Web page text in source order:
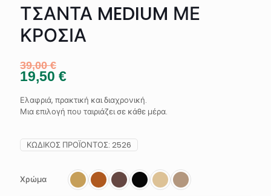
ΤΣΑΝΤΑ MEDIUM ΜΕ
ΚΡΟΣΙΑ
39,00€
19,50 €
Ελαφριά, πρακτική και διαχρονική.
Μια επιλογή που ταιριάζει σε κάθε μέρα.
ΚΩΔΙΚΌΣ ΠΡΟΪΌΝΤΟΣ: 2526
Χρώμα